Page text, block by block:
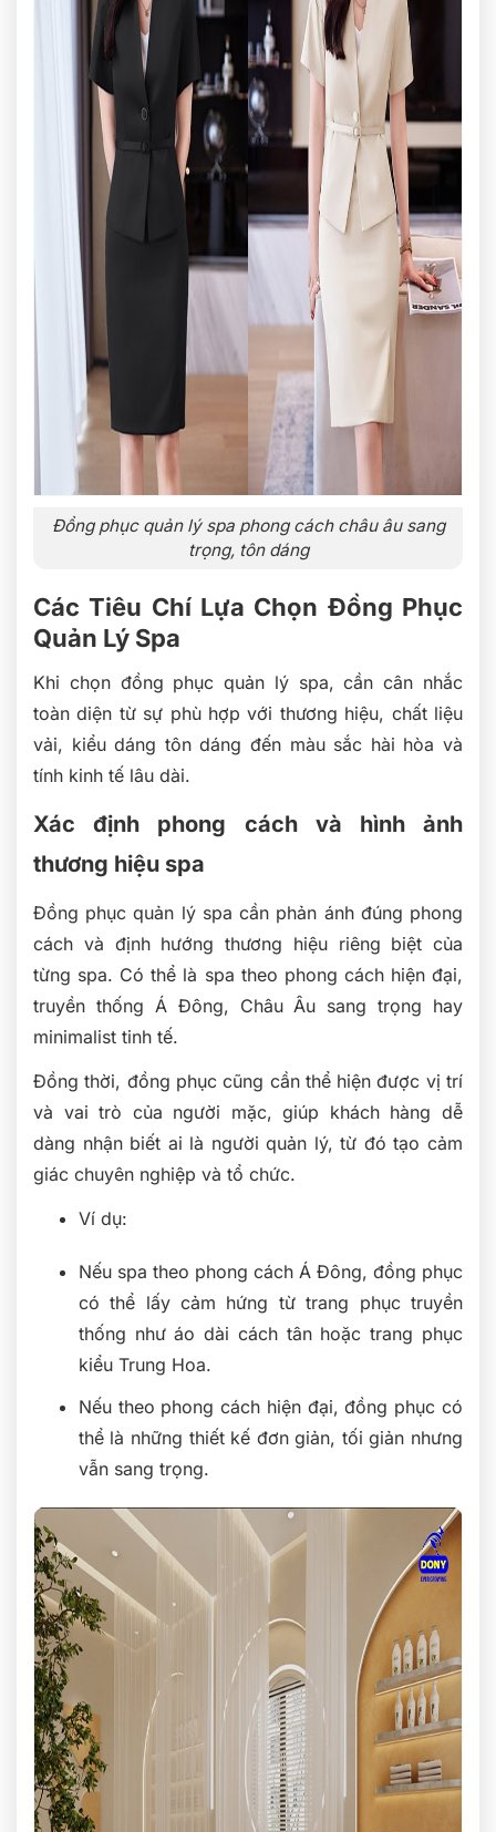
Đồng phục quản lý spa phong cách châu âu sang
trọng, tôn dáng
Các Tiêu Chí Lựa Chọn Đồng Phục
Quản Lý Spa
Khi chọn đồng phục quản lý spa, cần cân nhắc
toàn diện từ sự phù hợp với thương hiệu, chất liệu
vải, kiểu dáng tôn dáng đến màu sắc hài hòa và
tính kinh tế lâu dài.
Xác định phong cách và hình ảnh
thương hiệu spa
Đồng phục quản lý spa cần phản ánh đúng phong
cách và định hướng thương hiệu riêng biệt của
từng spa. Có thể là spa theo phong cách hiện đại,
truyền thống Á Đông, Châu Âu sang trọng hay
minimalist tinh tế.
Đồng thời, đồng phục cũng cần thể hiện được vị trí
và vai trò của người mặc, giúp khách hàng dễ
dàng nhận biết ai là người quản lý, từ đó tạo cảm
giác chuyên nghiệp và tổ chức.
Ví dụ:
Nếu spa theo phong cách Á Đông, đồng phục
có thể lấy cảm hứng từ trang phục truyền
thống như áo dài cách tân hoặc trang phục
kiểu Trung Hoa.
Nếu theo phong cách hiện đại, đồng phục có
thể là những thiết kế đơn giản, tối giản nhưng
vẫn sang trọng.